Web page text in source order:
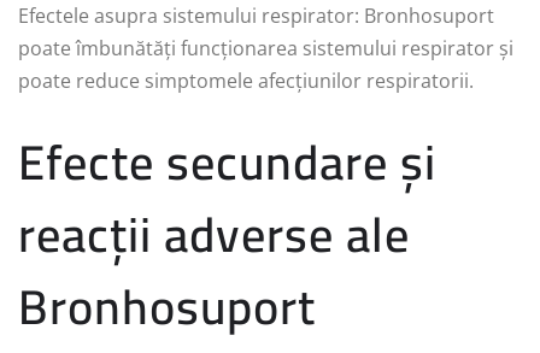
Efectele asupra sistemului respirator: Bronhosuport
poate îmbunătăți funcționarea sistemului respirator și
poate reduce simptomele afecțiunilor respiratorii.
Efecte secundare și
reacții adverse ale
Bronhosuport